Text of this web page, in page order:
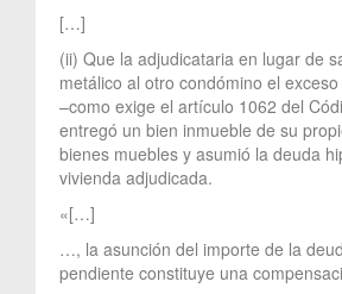
[…]
(ii) Que la adjudicataria en lugar de
metálico al otro condómino el
–como exige el artículo 1062 del
entregó un bien inmueble de su
bienes muebles y asumió la deuda
vivienda adjudicada.
«[…]
…, la asunción del importe de la
pendiente constituye una